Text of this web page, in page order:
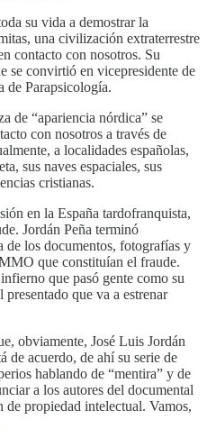
su vida a demostrar la
una civilización extraterrestre
contacto con nosotros. Su
se convirtió en vicepresidente de
de Parapsicología.
de “apariencia nórdica” se
con nosotros a través de
a localidades españolas,
sus naves espaciales, sus
cristianas.
en la España tardofranquista,
Jordán Peña terminó
de los documentos, fotografías y
que constituían el fraude.
que pasó gente como su
que va a estrenar
obviamente, José Luis Jordán
de acuerdo, de ahí su serie de
hablando de “mentira” y de
a los autores del documental
de propiedad intelectual. Vamos,